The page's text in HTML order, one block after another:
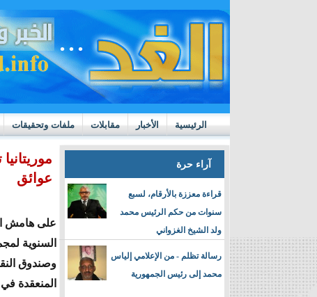
الرئيسية الأخبار مقابلات ملفات وتحقيقات
https://m.youtube.com/watch?v=GN10qW4W4hQ
آراء حرة
قراءة معززة بالأرقام، لسبع
سنوات من حكم الرئيس محمد
ولد الشيخ الغزواني
رسالة تظلم - من الإعلامي إلياس
محمد إلى رئيس الجمهورية
عوائق
على هامش
السنوية
وصندوق
المنعقدة